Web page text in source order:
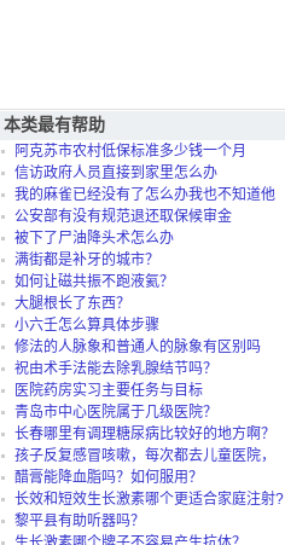
本类最有帮助
阿克苏市农村低保标准多少钱一个月
信访政府人员直接到家里怎么办
我的麻雀已经没有了怎么办我也不知道他
是怎么死的？
公安部有没有规范退还取保候审金
被下了尸油降头术怎么办
满街都是补牙的城市？
如何让磁共振不跑液氦？
大腿根长了东西？
小六壬怎么算具体步骤
修法的人脉象和普通人的脉象有区别吗
祝由术手法能去除乳腺结节吗？
医院药房实习主要任务与目标
青岛市中心医院属于几级医院？
长春哪里有调理糖尿病比较好的地方啊？
孩子反复感冒咳嗽，每次都去儿童医院，
太折腾了，北
醋膏能降血脂吗？如何服用？
长效和短效生长激素哪个更适合家庭注射?
黎平县有助听器吗？